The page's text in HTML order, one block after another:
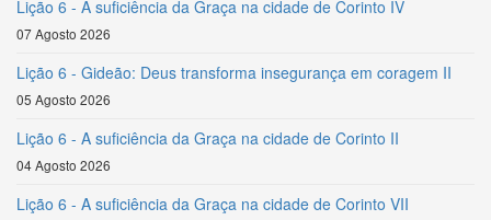
Lição 6 - A suficiência da Graça na cidade de Corinto IV
07 Agosto 2026
Lição 6 - Gideão: Deus transforma insegurança em coragem II
05 Agosto 2026
Lição 6 - A suficiência da Graça na cidade de Corinto II
04 Agosto 2026
Lição 6 - A suficiência da Graça na cidade de Corinto VII